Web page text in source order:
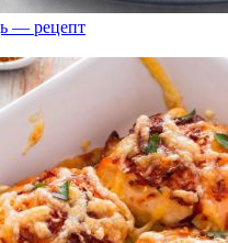
— рецепт